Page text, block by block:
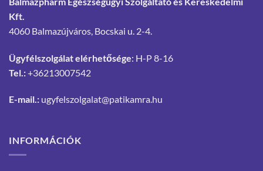
Kft.
4060 Balmazújváros, Bocskai u. 2-4.
Ügyfélszolgálat elérhetősége: H-P 8-16
Tel.:+36213007542
E-mail.: ugyfelszolgalat@patikamra.hu
INFORMÁCIÓK